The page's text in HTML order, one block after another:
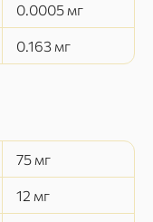
0.0005 мг
0.163 мг
75 мг
12 мг